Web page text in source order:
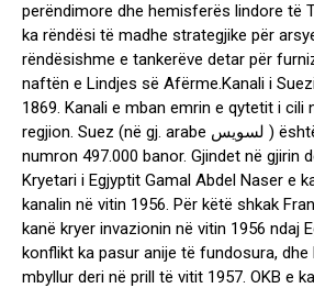
perëndimore dhe hemisferës lindore të
ka rëndësi të madhe strategjike për
rëndësishme e tankerëve detar për
naftën e Lindjes së Afërme.Kanali i
1869. Kanali e mban emrin e qytetit i cili
regjion. Suez (në gj. arabe لسويس ) është qytet-lima i cili
numron 497.000 banor. Gjindet në gjirin
Kryetari i Egjyptit Gamal Abdel Naser e
kanalin në vitin 1956. Për këtë shkak
kanë kryer invazionin në vitin 1956 ndaj
konflikt ka pasur anije të fundosura, dhe
mbyllur deri në prill të vitit 1957. OKB e